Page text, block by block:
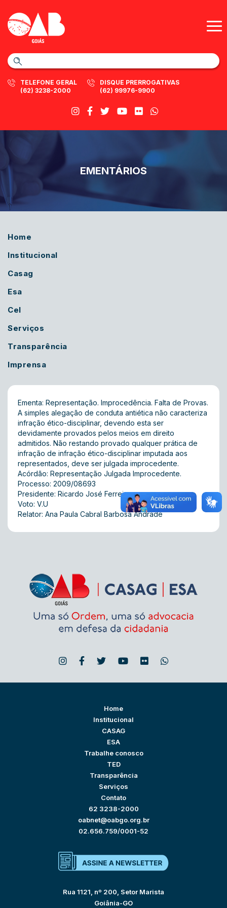
TELEFONE GERAL
(62) 3238-2000
DISQUE PRERROGATIVAS
(62) 99976-9900
EMENTÁRIOS
Home
Institucional
Casag
Esa
Cel
Serviços
Transparência
Imprensa
Ementa: Representação. Improcedência. Falta de Provas.
A simples alegação de conduta antiética não caracteriza
infração ético-disciplinar, devendo esta ser
devidamente provados pelos meios em direito
admitidos. Não restando provado qualquer prática de
infração de infração ético-disciplinar imputada aos
representados, deve ser julgada improcedente.
Acórdão: Representação Julgada Improcedente.
Processo: 2009/08693
Presidente: Ricardo José Ferreira
Voto: V.U
Relator: Ana Paula Cabral Barbosa Andrade
Home
Institucional
CASAG
ESA
Trabalhe conosco
TED
Transparência
Serviços
Contato
62 3238-2000
oabnet@oabgo.org.br
02.656.759/0001-52
Rua 1121, nº 200, Setor Marista
Goiânia-GO